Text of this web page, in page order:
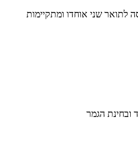
לתואר שני אוחדו ומתקיימות
ובחינת הגמר